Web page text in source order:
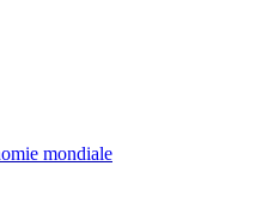
mondiale